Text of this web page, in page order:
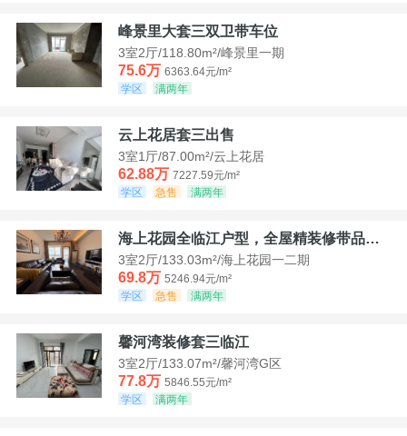
峰景里大套三双卫带车位
3室2厅/118.80m²/峰景里一期
75.6万 6363.64元/m²
学区
满两年
云上花居套三出售
3室1厅/87.00m²/云上花居
62.88万 7227.59元/m²
学区
急售 满两年
海上花园全临江户型，全屋精装修带品牌家具家电，诚意出售！
3室2厅/133.03m²/海上花园一二期
69.8万 5246.94元/m²
学区
急售 满两年
馨河湾装修套三临江
3室2厅/133.07m²/馨河湾G区
77.8万 5846.55元/m²
学区
满两年